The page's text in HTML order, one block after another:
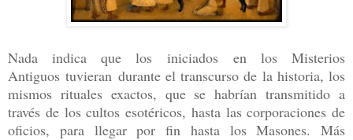
Nada indica que los iniciados en los Misterios
Antiguos tuvieran durante el transcurso de la historia, los
mismos rituales exactos, que se habrían transmitido a
través de los cultos esotéricos, hasta las corporaciones de
oficios, para llegar por fin hasta los Masones. Más